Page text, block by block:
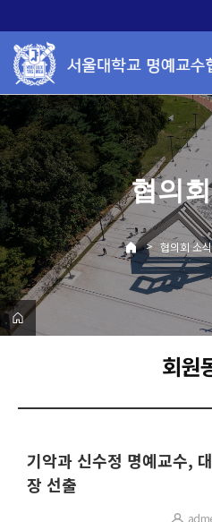
로
메
뉴
협의
> 협의회 소식
회원
기악과 신수정 명예교수,
장 선출